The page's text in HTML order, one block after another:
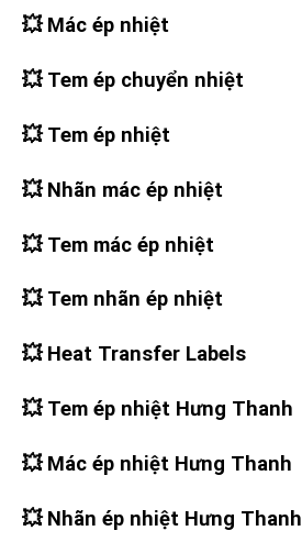
💥Mác ép nhiệt
💥Tem ép chuyển nhiệt
💥Tem ép nhiệt
💥Nhãn mác ép nhiệt
💥Tem mác ép nhiệt
💥Tem nhãn ép nhiệt
💥Heat Transfer Labels
💥Tem ép nhiệt Hưng Thanh
💥Mác ép nhiệt Hưng Thanh
💥Nhãn ép nhiệt Hưng Thanh